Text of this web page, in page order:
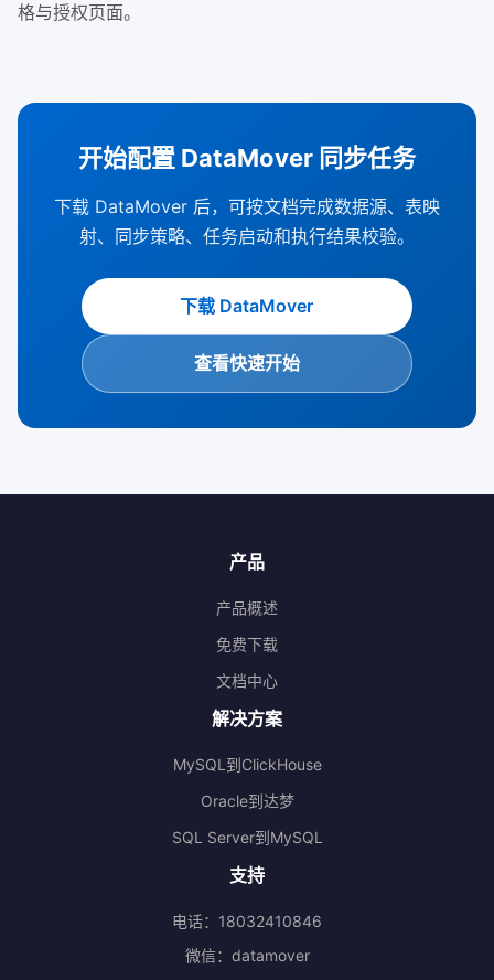
格与授权页面。
开始配置 DataMover 同步任务
下载 DataMover 后，可按文档完成数据源、表映
射、同步策略、任务启动和执行结果校验。
下载 DataMover
查看快速开始
产品
产品概述
免费下载
文档中心
解决方案
MySQL到ClickHouse
Oracle到达梦
SQL Server到MySQL
支持
电话：18032410846
微信：datamover